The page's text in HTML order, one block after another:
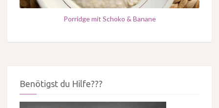
Porridge mit Schoko & Banane
Benötigst du Hilfe???